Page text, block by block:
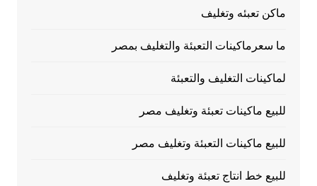
ماكن تعبئه وتغليف
ما سعرماكينات التعبئة والتغليف بمصر
لماكينات التغليف والتعبئة
للبيع ماكينات تعبئة وتغليف مصر
للبيع ماكينات التعبئة وتغليف مصر
للبيع خط انتاج تعبئة وتغليف